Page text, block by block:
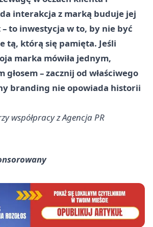
interakcja z marką buduje jej
– to inwestycja w to, by nie być
tą, którą się pamięta. Jeśli
marka mówiła jednym,
głosem – zacznij od właściwego
branding nie opowiada historii
współpracy z Agencja PR